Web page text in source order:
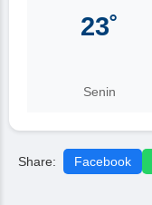
23˚
Senin
Share: Facebook